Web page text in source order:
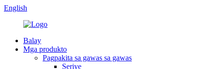
English
Balay
Mga produkto
Pagpakita sa gawas sa gawas
Seriye